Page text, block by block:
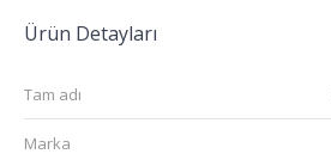
Ürün Detayları
Tam adı
Marka